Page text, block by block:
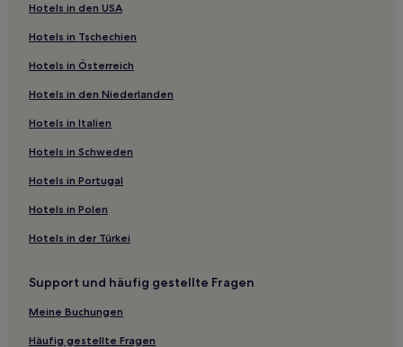
Gasthäuser in Heping Island Park
B&B in Jiufen Old Street
Hostels in Ruifang
Motels in Taoyuan
Hostels in Taoyuan
Hotels mit Parkplatz in Sanzhi
Hotels mit Wellnessbereich in Taoyuan
Günstige in Ruifang
Hotels mit inbegriffenem Frühstück nahe Chaoning Park
Haustierfreundliche in Bezirk Taoyuan
Luxus nahe Daxi Old Street
Luxus in Wanhua
Hotels in den USA
Hotels in Tschechien
Hotels in Österreich
Hotels in den Niederlanden
Hotels in Italien
Hotels in Schweden
Hotels in Portugal
Hotels in Polen
Hotels in der Türkei
Support und häufig gestellte Fragen
Meine Buchungen
Häufig gestellte Fragen